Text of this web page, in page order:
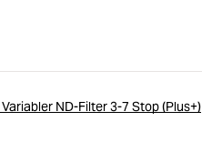
ND-Filter 3-7 Stop (Plus+)